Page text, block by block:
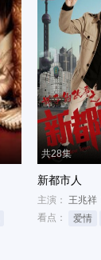
共28集
新都市人
主演： 王兆祥
看点：
爱情